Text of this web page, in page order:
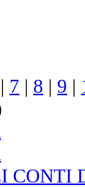
| 7 | 8 | 9 |
CONTI